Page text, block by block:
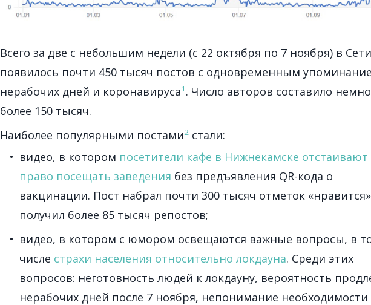
Всего за две с небольшим недели (с 22 октября по 7 ноября) в Сети
появилось почти 450 тысяч постов с одновременным
нерабочих дней и коронавируса1 . Число авторов составило
более 150 тысяч.
Наиболее популярными постами2 стали:
видео, в котором посетители кафе в Нижнекамске отстаивают
право посещать заведения без предъявления QR-кода о
вакцинации. Пост набрал почти 300 тысяч отметок
получил более 85 тысяч репостов;
видео, в котором с юмором освещаются важные вопросы, в
числе страхи населения относительно локдауна. Среди этих
вопросов: неготовность людей к локдауну, вероятность
нерабочих дней после 7 ноября, непонимание необходимости